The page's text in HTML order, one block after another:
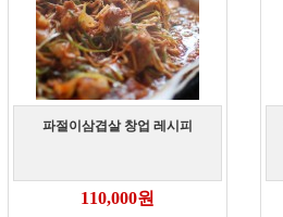
파절이삼겹살 창업 레시피
110,000원